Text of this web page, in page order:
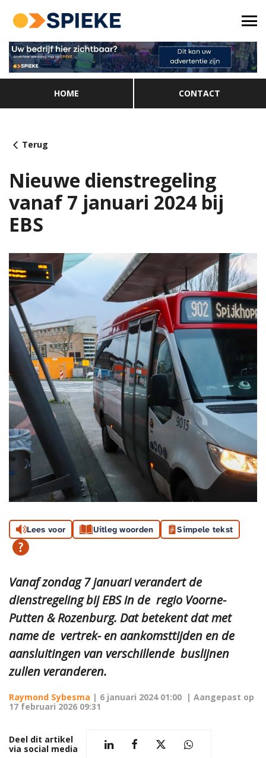
HOME CONTACT
Terug
Nieuwe dienstregeling
vanaf 7 januari 2024 bij
EBS
Lees voor Uitleg woorden Simpele tekst
Vanaf zondag 7 januari verandert de
dienstregeling bij EBS in de regio Voorne-
Putten & Rozenburg. Dat betekent dat met
name de vertrek- en aankomsttijden en de
aansluitingen van verschillende buslijnen
zullen veranderen.
Raymond Sybesma | 6 januari 2024 01:00 | Aangepast op
17 februari 2026 09:31
Deel dit artikel
via social media